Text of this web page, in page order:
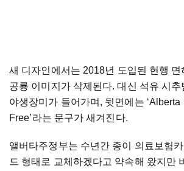
새 디자인에서는 2018년 도입된 현행 면
공룡 이미지가 삭제된다. 대신 석유 시
야생장미가 들어가며, 뒷면에는 ‘Alberta
Free’라는 문구가 새겨진다.
앨버타주정부는 수년간 종이 의료보험
드 형태로 교체하겠다고 약속해 왔지만